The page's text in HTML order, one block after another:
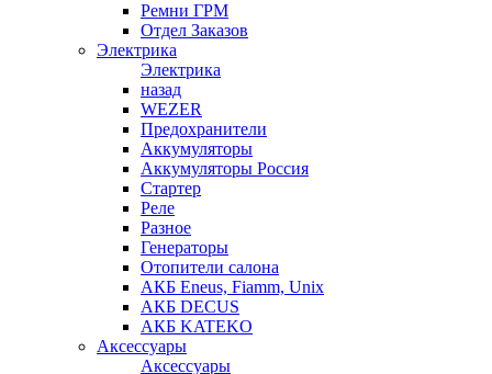
Ремни ГРМ
Отдел Заказов
Электрика
Электрика
назад
WEZER
Предохранители
Аккумуляторы
Аккумуляторы Россия
Стартер
Реле
Разное
Генераторы
Отопители салона
АКБ Eneus, Fiamm, Unix
АКБ DECUS
АКБ KATEKO
Аксессуары
Аксессуары